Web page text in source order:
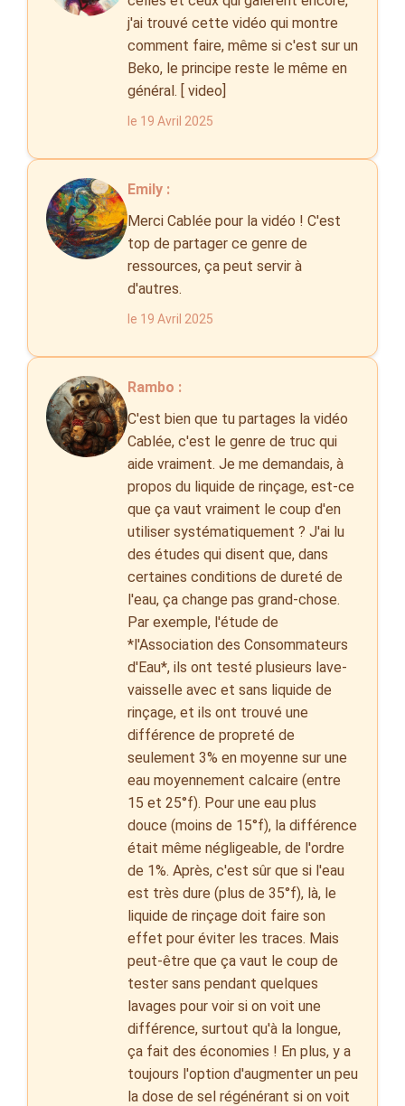
j'ai trouvé cette vidéo qui montre
comment faire, même si c'est sur un
Beko, le principe reste le même en
général. [ video]
le 19 Avril 2025
Emily :
Merci Cablée pour la vidéo ! C'est
top de partager ce genre de
ressources, ça peut servir à
d'autres.
le 19 Avril 2025
Rambo :
C'est bien que tu partages la vidéo
Cablée, c'est le genre de truc qui
aide vraiment. Je me demandais, à
propos du liquide de rinçage, est-ce
que ça vaut vraiment le coup d'en
utiliser systématiquement ? J'ai lu
des études qui disent que, dans
certaines conditions de dureté de
l'eau, ça change pas grand-chose.
Par exemple, l'étude de
*l'Association des Consommateurs
d'Eau*, ils ont testé plusieurs lave-
vaisselle avec et sans liquide de
rinçage, et ils ont trouvé une
différence de propreté de
seulement 3% en moyenne sur une
eau moyennement calcaire (entre
15 et 25°f). Pour une eau plus
douce (moins de 15°f), la différence
était même négligeable, de l'ordre
de 1%. Après, c'est sûr que si l'eau
est très dure (plus de 35°f), là, le
liquide de rinçage doit faire son
effet pour éviter les traces. Mais
peut-être que ça vaut le coup de
tester sans pendant quelques
lavages pour voir si on voit une
différence, surtout qu'à la longue,
ça fait des économies ! En plus, y a
toujours l'option d'augmenter un peu
la dose de sel régénérant si on voit